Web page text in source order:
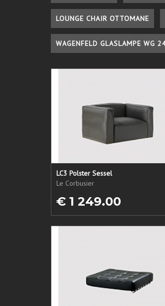
LOUNGE CHAIR OTTOMANE
WAGENFELD GLASLAMPE WG
LC3 Polster Sessel
Le Corbusier
€ 1 249.00